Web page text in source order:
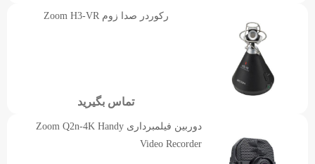
رکوردر صدا زوم Zoom H3-VR
تماس بگیرید
دوربین فیلمبرداری Zoom Q2n-4K Handy
Video Recorder